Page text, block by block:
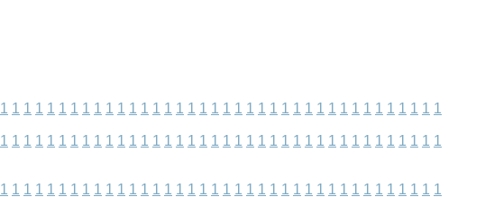
1 1 1 1 1 1 1 1 1 1 1 1 1 1 1 1 1 1 1 1 1 1 1 1 1 1 1 1 1 1 1 1 1 1 1 1 1 1
1 1 1 1 1 1 1 1 1 1 1 1 1 1 1 1 1 1 1 1 1 1 1 1 1 1 1 1 1 1 1 1 1 1 1 1 1 1
1 1 1 1 1 1 1 1 1 1 1 1 1 1 1 1 1 1 1 1 1 1 1 1 1 1 1 1 1 1 1 1 1 1 1 1 1 1